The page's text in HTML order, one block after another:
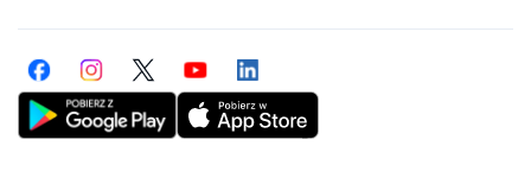
FacebookInstagramTwitterYouTubeLinkedIn